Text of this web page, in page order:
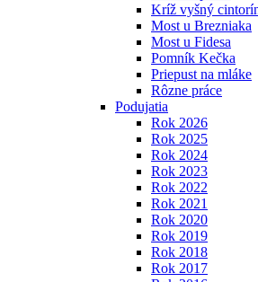
Kríž vyšný
Most u Brezniaka
Most u Fidesa
Pomník Kečka
Priepust na mláke
Rôzne práce
Podujatia
Rok 2026
Rok 2025
Rok 2024
Rok 2023
Rok 2022
Rok 2021
Rok 2020
Rok 2019
Rok 2018
Rok 2017